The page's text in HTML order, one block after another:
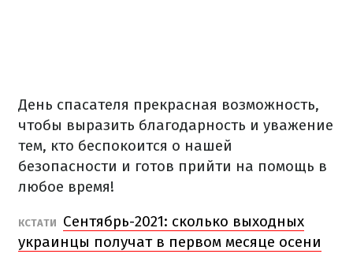
День спасателя прекрасная возможность,
чтобы выразить благодарность и уважение
тем, кто беспокоится о нашей
безопасности и готов прийти на помощь в
любое время!
КСТАТИ
Сентябрь-2021: сколько выходных
украинцы получат в первом месяце осени